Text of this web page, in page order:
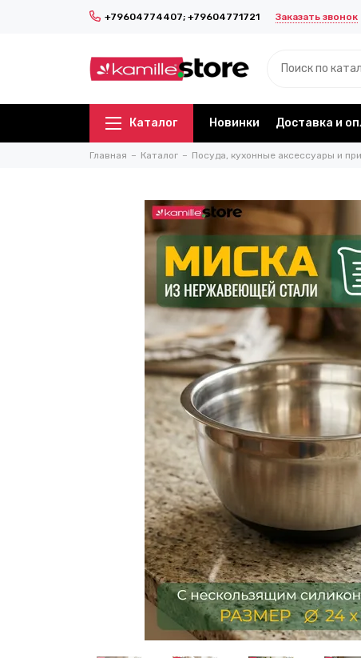
+79604774407; +79604771721 Заказать звонок
Каталог Новинки Доставка и
Главная Каталог Посуда, кухонные аксессуары и